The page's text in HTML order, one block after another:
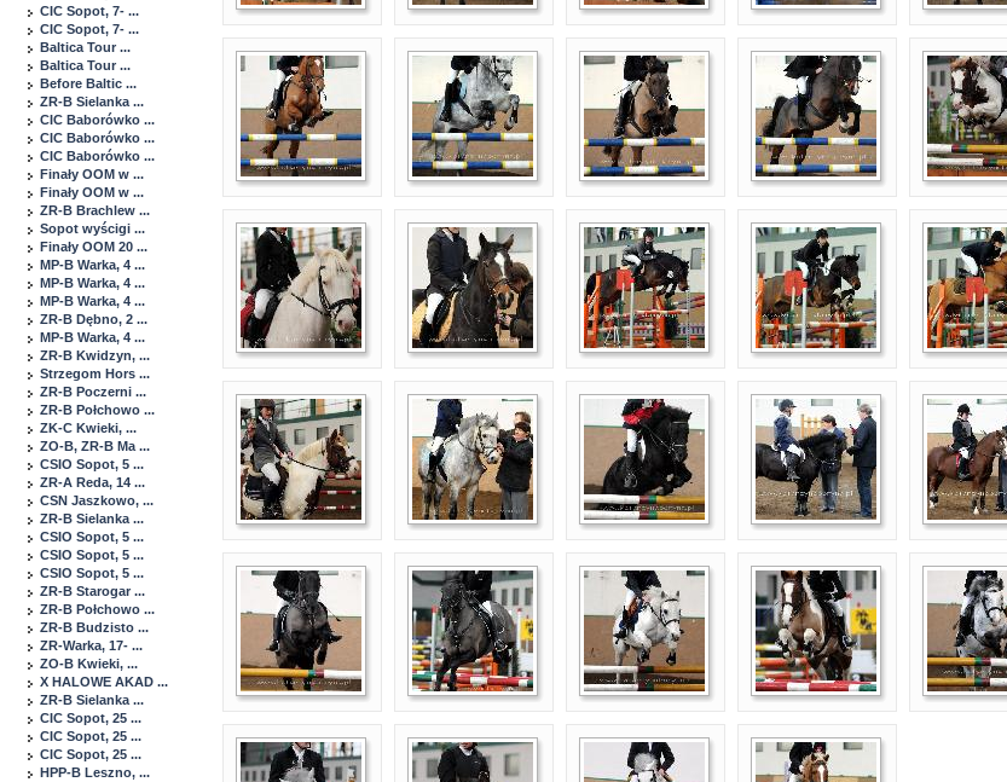
CIC Sopot, 7- ...
CIC Sopot, 7- ...
Baltica Tour ...
Baltica Tour ...
Before Baltic ...
ZR-B Sielanka ...
CIC Baborówko ...
CIC Baborówko ...
CIC Baborówko ...
Finały OOM w ...
Finały OOM w ...
ZR-B Brachlew ...
Sopot wyścigi ...
Finały OOM 20 ...
MP-B Warka, 4 ...
MP-B Warka, 4 ...
MP-B Warka, 4 ...
ZR-B Dębno, 2 ...
MP-B Warka, 4 ...
ZR-B Kwidzyn, ...
Strzegom Hors ...
ZR-B Poczerni ...
ZR-B Połchowo ...
ZK-C Kwieki, ...
ZO-B, ZR-B Ma ...
CSIO Sopot, 5 ...
ZR-A Reda, 14 ...
CSN Jaszkowo, ...
ZR-B Sielanka ...
CSIO Sopot, 5 ...
CSIO Sopot, 5 ...
CSIO Sopot, 5 ...
ZR-B Starogar ...
ZR-B Połchowo ...
ZR-B Budzisto ...
ZR-Warka, 17- ...
ZO-B Kwieki, ...
X HALOWE AKAD ...
ZR-B Sielanka ...
CIC Sopot, 25 ...
CIC Sopot, 25 ...
CIC Sopot, 25 ...
HPP-B Leszno, ...